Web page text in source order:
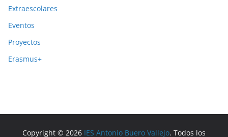
Extraescolares
Eventos
Proyectos
Erasmus+
Copyright © 2026 IES Antonio Buero Vallejo. Todos los